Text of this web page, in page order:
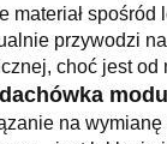
materiał spośród
przywodzi
choć jest od
na